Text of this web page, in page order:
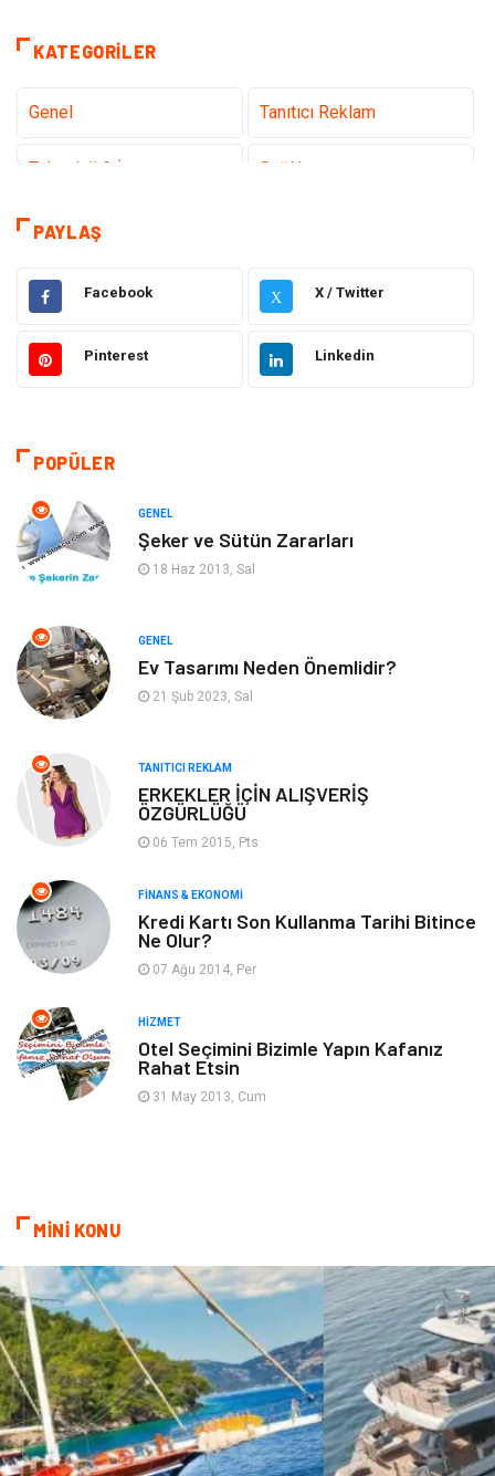
KATEGORILER
Genel Tanıtıcı Reklam
Teknoloji & İnternet Sağlık
Hizmet
Hukuk Elektrik Elektronik
Güzellik & Bakım Moda
Giyim
Otomotiv
Gıda
Anne & Çocuk Müzik
Tatil Genel Kültür
Emlak
Ev İşleri
Gençlik & Eğlence
Sigorta
Mobilya
PAYLAŞ
Facebook X X / Twitter
Pinterest Linkedin
POPÜLER
GENEL
Şeker ve Sütün Zararları
18 Haz 2013, Sal
GENEL
Ev Tasarımı Neden Önemlidir?
21 Şub 2023, Sal
TANITICI REKLAM
ERKEKLER İÇİN ALIŞVERİŞ
ÖZGÜRLÜĞÜ
06 Tem 2015, Pts
FINANS & EKONOMI
Kredi Kartı Son Kullanma Tarihi Bitince
Ne Olur?
07 Ağu 2014, Per
HIZMET
Otel Seçimini Bizimle Yapın Kafanız
Rahat Etsin
31 May 2013, Cum
MİNİ KONU